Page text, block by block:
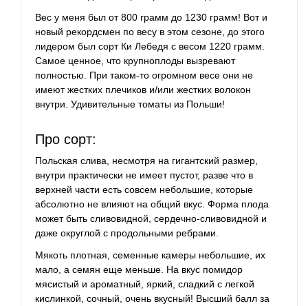
Вес у меня был от 800 грамм до 1230 грамм! Вот и
новый рекордсмен по весу в этом сезоне, до этого
лидером был сорт Ки Лебедя с весом 1220 грамм.
Самое ценное, что крупноплоды вызревают
полностью. При таком-то огромном весе они не
имеют жестких плечиков и/или жестких волокон
внутри. Удивительные томаты из Польши!
Про сорт:
Польская слива, несмотря на гигантский размер,
внутри практически не имеет пустот, разве что в
верхней части есть совсем небольшие, которые
абсолютно не влияют на общий вкус. Форма плода
может быть сливовидной, сердечно-сливовидной и
даже округлой с продольными ребрами.
Мякоть плотная, семенные камеры небольшие, их
мало, а семян еще меньше. На вкус помидор
мясистый и ароматный, яркий, сладкий с легкой
кислинкой, сочный, очень вкусный! Высший балл за